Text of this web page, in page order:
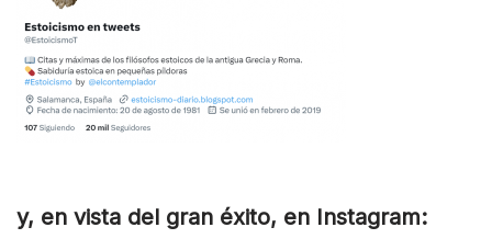
y, en vista del gran éxito, en Instagram: